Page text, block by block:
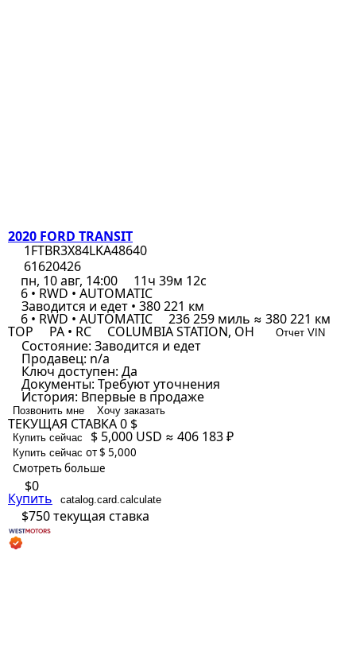
2020 FORD TRANSIT
1FTBR3X84LKA48640
61620426
пн, 10 авг, 14:00
11ч 39м 12с
6 • RWD • AUTOMATIC
Заводится и едет • 380 221 км
6 • RWD • AUTOMATIC 236 259 миль ≈ 380 221 км
TOP PA • RC COLUMBIA STATION, OH Отчет VIN
Состояние: Заводится и едет
Продавец: n/a
Ключ доступен: Да
Документы: Требуют уточнения
История: Впервые в продаже
Позвонить мне Хочу заказать
ТЕКУЩАЯ СТАВКА0 $
Купить сейчас $ 5,000 USD ≈ 406 183 ₽
Купить сейчас от $ 5,000
Смотреть больше
$0
Купить catalog.card.calculate
$750текущая ставка